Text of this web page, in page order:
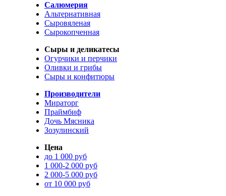
Салюмерия
Альтернативная
Сыровяленая
Сырокопченная
Сыры и деликатесы
Огурчики и перчики
Оливки и грибы
Сыры и конфитюры
Производители
Мираторг
Праймбиф
Дочь Мясника
Зозулинский
Цена
до 1 000 руб
1 000-2 000 руб
2 000-5 000 руб
от 10 000 руб